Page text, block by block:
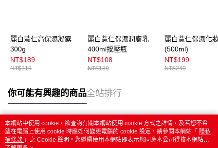
麗白薏仁高保濕凝露
300g
NT$189
NT$219
麗白薏仁保濕潤膚乳
400ml按壓瓶
NT$108
NT$189
麗白薏仁保濕化
(500ml)
NT$199
NT$249
你可能有興趣的商品全站排行
熱門標籤
本網站中使用 cookie，欲查詢有關本網站使用 cookie 方式之詳情，及若您不希
望在電腦上使用 cookie 時應如何變更電腦的 cookie 設定，請參閱本網站「 隱私
權條款 」之 Cookie 聲明。您繼續使用本網站即表示您同意本公司得按本網站使